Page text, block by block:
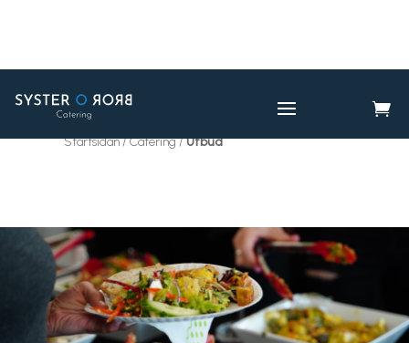

CATERING UTBUD
Startsidan / Catering /Utbud